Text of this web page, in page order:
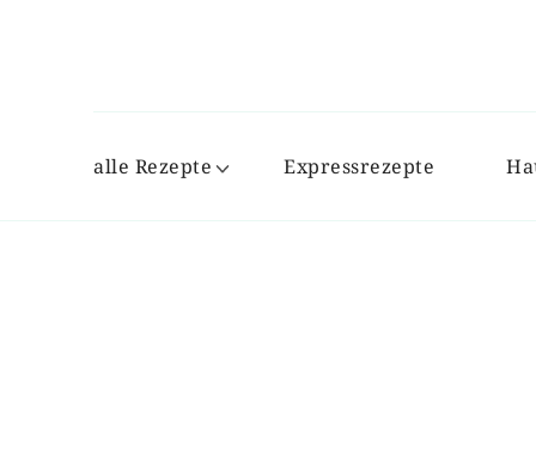
alle Rezepte Expressrezepte